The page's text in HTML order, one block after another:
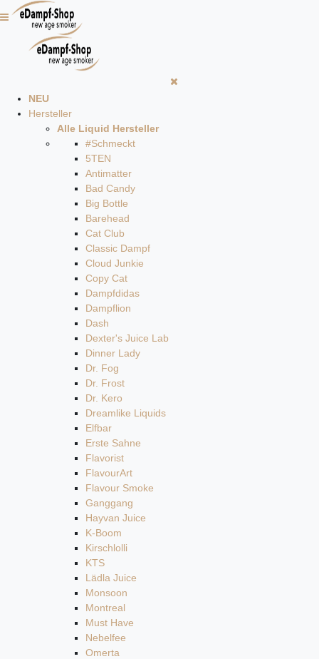
NEU
Hersteller
Alle Liquid Hersteller
#Schmeckt
5TEN
Antimatter
Bad Candy
Big Bottle
Barehead
Cat Club
Classic Dampf
Cloud Junkie
Copy Cat
Dampfdidas
Dampflion
Dash
Dexter's Juice Lab
Dinner Lady
Dr. Fog
Dr. Frost
Dr. Kero
Dreamlike Liquids
Elfbar
Erste Sahne
Flavorist
FlavourArt
Flavour Smoke
Ganggang
Hayvan Juice
K-Boom
Kirschlolli
KTS
Lädla Juice
Monsoon
Montreal
Must Have
Nebelfee
Omerta